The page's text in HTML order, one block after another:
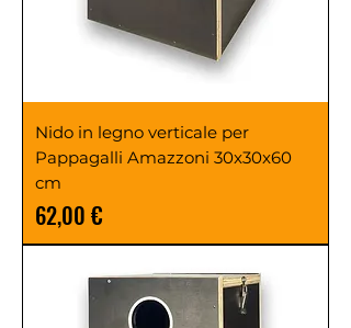
Nido in legno verticale per
Pappagalli Amazzoni 30x30x60
cm
Prezzo
62,00 €